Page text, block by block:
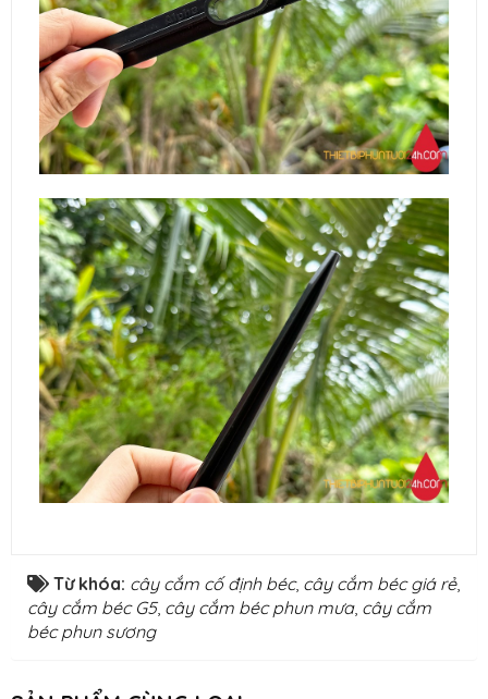
Từ khóa: cây cắm cố định béc, cây cắm béc giá rẻ,
cây cắm béc G5, cây cắm béc phun mưa, cây cắm
béc phun sương